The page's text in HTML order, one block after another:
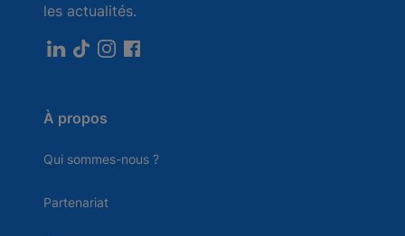
les actualités.
À propos
Qui sommes-nous ?
Partenariat